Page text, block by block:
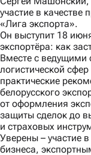
участие в качестве
«Лига экспорта».
Он выступит 18
экспортёра: как
Вместе с ведущими
логистической
практические
белорусского
от оформления
защиты сделок до
и страховых
Уверены – участие
бизнеса,